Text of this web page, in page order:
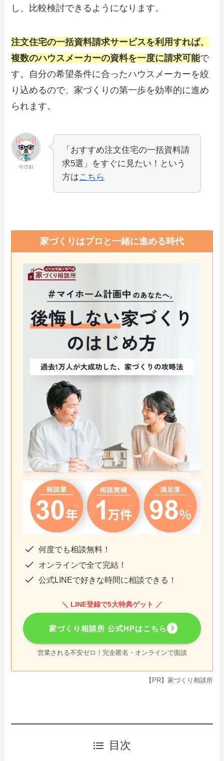
し、比較検討できるようになります。
注文住宅の一括資料請求サービスを利用すれば、
複数のハウスメーカーの資料を一度に請求可能で
す。自分の希望条件に合ったハウスメーカーを絞
り込めるので、家づくりの第一歩を効率的に進め
られます。
りけお
「おすすめ注文住宅の一括資料請
求5選」をすぐに見たい！という
方はこちら
家づくりはプロと一緒に進める時代
何度でも相談無料！
オンラインで全て完結！
公式LINEで好きな時間に相談できる！
＼ LINE登録で5大特典ゲット ／
家づくり相談所 公式HPはこちら
営業される不安ゼロ！完全匿名・オンラインで面談
【PR】家づくり相談所
目次